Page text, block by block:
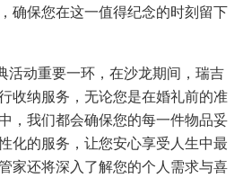
确保您在这一值得纪念的时刻留下
活动重要一环，在沙龙期间，瑞吉
收纳服务，无论您是在婚礼前的准
，我们都会确保您的每一件物品妥
化的服务，让您安心享受人生中最
家还将深入了解您的个人需求与喜